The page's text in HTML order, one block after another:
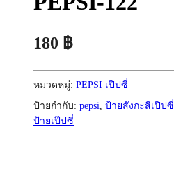
180 ฿
หมวดหมู่: PEPSI เป๊ปซี่
ป้ายกำกับ: pepsi, ป้ายสังกะสีเป๊ปซี่
ป้ายเป๊ปซี่